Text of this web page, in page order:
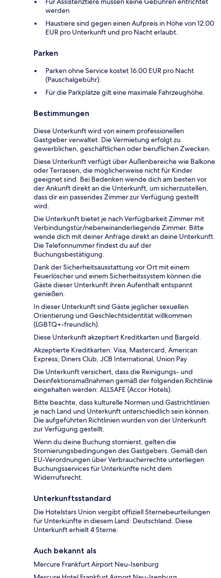
werden
Haustiere sind gegen einen Aufpreis in Höhe von 12.00
EUR pro Unterkunft und pro Nacht erlaubt.
Parken
Parken ohne Service kostet 16.00 EUR pro Nacht
(Pauschalgebühr).
Für die Parkplätze gilt eine maximale Fahrzeughöhe.
Bestimmungen
Diese Unterkunft wird von einem professionellen
Gastgeber verwaltet. Die Vermietung erfolgt zu
gewerblichen, geschäftlichen oder beruflichen Zwecken.
Diese Unterkunft verfügt über Außenbereiche wie Balkone
oder Terrassen, die möglicherweise nicht für Kinder
geeignet sind. Bei Bedenken wende dich am besten vor
der Ankunft direkt an die Unterkunft, um sicherzustellen,
dass dir ein passendes Zimmer zur Verfügung gestellt
wird.
Die Unterkunft bietet je nach Verfügbarkeit Zimmer mit
Verbindungstür/nebeneinanderliegende Zimmer. Bitte
wende dich mit deiner Anfrage direkt an deine Unterkunft.
Die Telefonnummer findest du auf der
Buchungsbestätigung.
Dank der Sicherheitsausstattung vor Ort mit einem
Feuerlöscher und einem Sicherheitssystem können die
Gäste dieser Unterkunft ihren Aufenthalt entspannt
genießen.
In dieser Unterkunft sind Gäste jeglicher sexuellen
Orientierung und Geschlechtsidentität willkommen
(LGBTQ+-freundlich).
Diese Unterkunft akzeptiert Kreditkarten und Bargeld.
Akzeptierte Kreditkarten: Visa, Mastercard, American
Express, Diners Club, JCB International, Union Pay
Die Unterkunft versichert, dass die Reinigungs- und
Desinfektionsmaßnahmen gemäß der folgenden Richtlinie
eingehalten werden: ALLSAFE (Accor Hotels).
Bitte beachte, dass kulturelle Normen und Gastrichtlinien
je nach Land und Unterkunft unterschiedlich sein können.
Die aufgeführten Richtlinien wurden von der Unterkunft
zur Verfügung gestellt.
Wenn du deine Buchung stornierst, gelten die
Stornierungsbedingungen des Gastgebers. Gemäß den
EU-Verordnungen über Verbraucherrechte unterliegen
Buchungsservices für Unterkünfte nicht dem
Widerrufsrecht.
Unterkunftsstandard
Die Hotelstars Union vergibt offiziell Sternebeurteilungen
für Unterkünfte in diesem Land: Deutschland. Diese
Unterkunft erhielt 4 Sterne.
Auch bekannt als
Mercure Frankfurt Airport Neu-Isenburg